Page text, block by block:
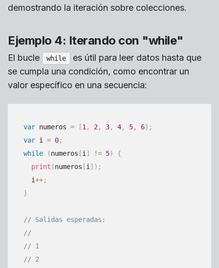
demostrando la iteración sobre colecciones.
Ejemplo 4: Iterando con "while"
El bucle while
es útil para leer datos hasta que
se cumpla una condición, como encontrar un
valor específico en una secuencia:
var numeros = [1, 2, 3, 4, 5, 6] ;
var i = 0;
while
(numeros [i] != 5)
{
print (numeros [i] ) ;
  i
++;
}
// Salidas esperadas:
//
// 1
// 2